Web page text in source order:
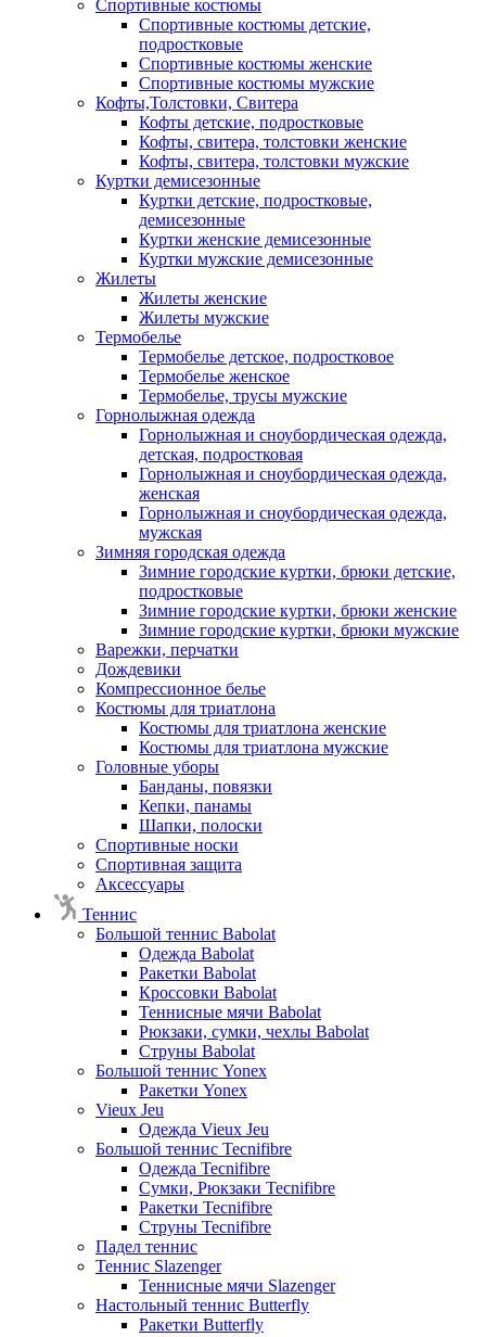
Спортивные костюмы
Спортивные костюмы детские,
подростковые
Спортивные костюмы женские
Спортивные костюмы мужские
Кофты,Толстовки, Свитера
Кофты детские, подростковые
Кофты, свитера, толстовки женские
Кофты, свитера, толстовки мужские
Куртки демисезонные
Куртки детские, подростковые,
демисезонные
Куртки женские демисезонные
Куртки мужские демисезонные
Жилеты
Жилеты женские
Жилеты мужские
Термобелье
Термобелье детское, подростковое
Термобелье женское
Термобелье, трусы мужские
Горнолыжная одежда
Горнолыжная и сноубордическая одежда,
детская, подростковая
Горнолыжная и сноубордическая одежда,
женская
Горнолыжная и сноубордическая одежда,
мужская
Зимняя городская одежда
Зимние городские куртки, брюки детские,
подростковые
Зимние городские куртки, брюки женские
Зимние городские куртки, брюки мужские
Варежки, перчатки
Дождевики
Компрессионное белье
Костюмы для триатлона
Костюмы для триатлона женские
Костюмы для триатлона мужские
Головные уборы
Банданы, повязки
Кепки, панамы
Шапки, полоски
Спортивные носки
Спортивная защита
Аксессуары
Теннис
Большой теннис Babolat
Одежда Babolat
Ракетки Babolat
Кроссовки Babolat
Теннисные мячи Babolat
Рюкзаки, сумки, чехлы Babolat
Струны Babolat
Большой теннис Yonex
Ракетки Yonex
Vieux Jeu
Одежда Vieux Jeu
Большой теннис Tecnifibre
Одежда Tecnifibre
Сумки, Рюкзаки Tecnifibre
Ракетки Tecnifibre
Струны Tecnifibre
Падел теннис
Теннис Slazenger
Теннисные мячи Slazenger
Настольный теннис Butterfly
Ракетки Butterfly